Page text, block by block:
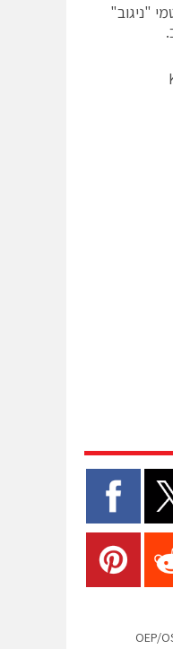
"ניגוב"
OEP/